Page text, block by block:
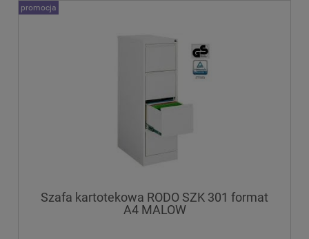
Szafa kartotekowa RODO SZK 301 format
A4 MALOW
promocja